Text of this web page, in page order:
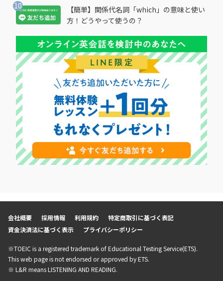
【簡単】関係代名詞「which」の意味と使い
方！どうやって使うの？
会社概要 採用情報 利用規約
特定商取引に基づく表記
資金決済法に基づく表示
プライバシーポリシー
※TOEIC is a registered trademark of Educational Testing Service(ETS).
This web page is not endorsed or approved by ETS.
※ L&R means LISTENING AND READING.